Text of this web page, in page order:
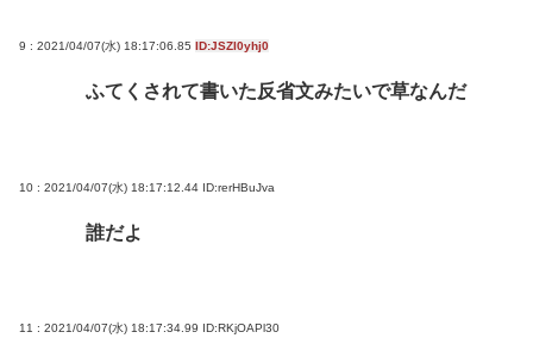
9 : 2021/04/07(水) 18:17:06.85 ID:JSZI0yhj0
ふてくされて書いた反省文みたいで草なんだ
10 : 2021/04/07(水) 18:17:12.44 ID:rerHBuJva
誰だよ
11 : 2021/04/07(水) 18:17:34.99 ID:RKjOAPl30